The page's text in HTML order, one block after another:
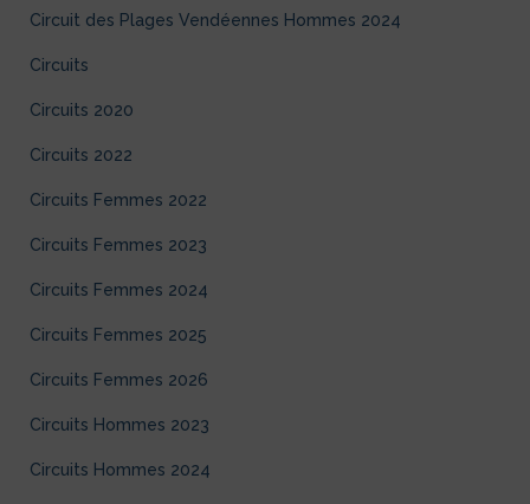
Circuit des Plages Vendéennes Hommes 2024
Circuits
Circuits 2020
Circuits 2022
Circuits Femmes 2022
Circuits Femmes 2023
Circuits Femmes 2024
Circuits Femmes 2025
Circuits Femmes 2026
Circuits Hommes 2023
Circuits Hommes 2024